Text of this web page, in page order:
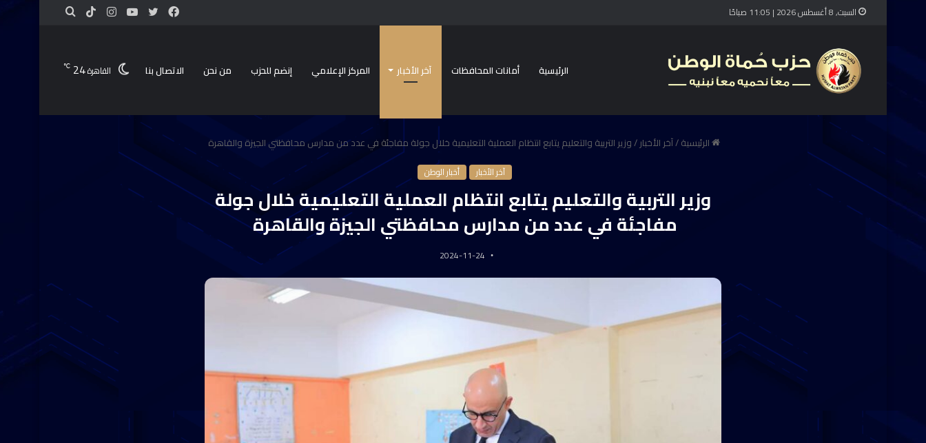
السبت, 8 أغسطس 2026 | 11:05 صباحًا
الرئيسية أمانات المحافظات آخر الأخبار المركز الإعلامي إنضم للحزب من نحن الاتصال بنا القاهرة24
℃
الرئيسية/آخر الأخبار/وزير التربية والتعليم يتابع انتظام العملية التعليمية خلال جولة مفاجئة في عدد من مدارس محافظتي الجيزة والقاهرة
آخر الأخبار أخبار الوطن
وزير التربية والتعليم يتابع انتظام العملية التعليمية خلال جولة
مفاجئة في عدد من مدارس محافظتي الجيزة والقاهرة
2024-11-24